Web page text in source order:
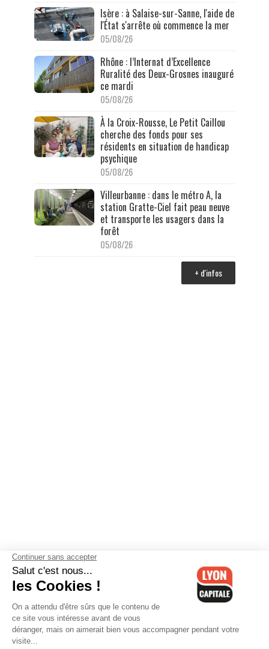
Isère : à Salaise-sur-Sanne, l'aide de
l'État s'arrête où commence la mer
05/08/26
Rhône : l’Internat d’Excellence
Ruralité des Deux-Grosnes inauguré
ce mardi
05/08/26
À la Croix-Rousse, Le Petit Caillou
cherche des fonds pour ses
résidents en situation de handicap
psychique
05/08/26
Villeurbanne : dans le métro A, la
station Gratte-Ciel fait peau neuve
et transporte les usagers dans la
forêt
05/08/26
+ d'infos